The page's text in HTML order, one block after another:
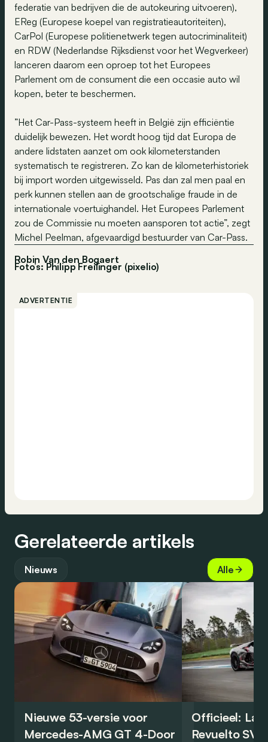
federatie van bedrijven die de autokeuring uitvoeren),
EReg (Europese koepel van registratieautoriteiten),
CarPol (Europese politienetwerk tegen autocriminaliteit)
en RDW (Nederlandse Rijksdienst voor het Wegverkeer)
lanceren daarom een oproep tot het Europees
Parlement om de consument die een occasie auto wil
kopen, beter te beschermen.
”Het Car-Pass-systeem heeft in België zijn efficiëntie
duidelijk bewezen. Het wordt hoog tijd dat Europa de
andere lidstaten aanzet om ook kilometerstanden
systematisch te registreren. Zo kan de kilometerhistoriek
bij import worden uitgewisseld. Pas dan zal men paal en
perk kunnen stellen aan de grootschalige fraude in de
internationale voertuighandel. Het Europees Parlement
zou de Commissie nu moeten aansporen tot actie”, zegt
Michel Peelman, afgevaardigd bestuurder van Car-Pass.
Robin Van den Bogaert
Foto’s: Philipp Freilinger (pixelio)
ADVERTENTIE
Gerelateerde artikels
Nieuws Alle
Nieuwe 53-versie voor
Mercedes-AMG GT 4-Door
Officieel:
Revuelto SV